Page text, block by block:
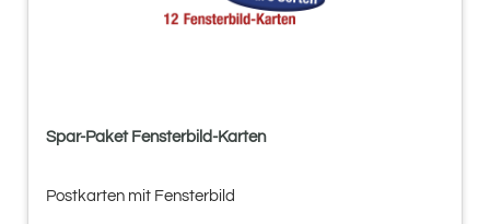
Spar-Paket Fensterbild-Karten
Postkarten mit Fensterbild